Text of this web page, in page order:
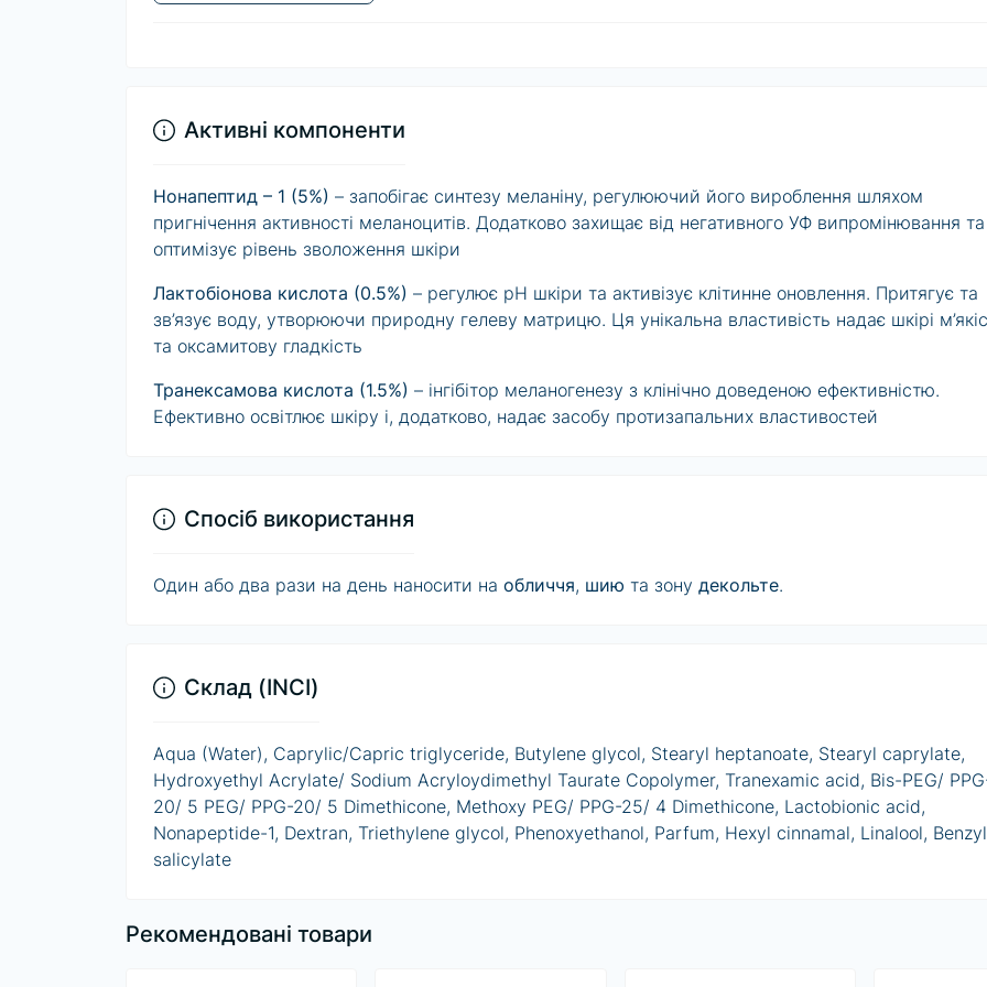
Активні компоненти
Нонапептид – 1 (5%) – запобігає синтезу меланіну, регулюючий його вироблення шляхом
пригнічення активності меланоцитів. Додатково захищає від негативного УФ випромінювання та
оптимізує рівень зволоження шкіри
Лактобіонова кислота (0.5%) – регулює pH шкіри та активізує клітинне оновлення. Притягує та
зв’язує воду, утворюючи природну гелеву матрицю. Ця унікальна властивість надає шкірі
та оксамитову гладкість
Транексамова кислота (1.5%) – інгібітор меланогенезу з клінічно доведеною ефективністю.
Ефективно освітлює шкіру і, додатково, надає засобу протизапальних властивостей
Спосіб використання
Один або два рази на день наносити на обличчя, шию та зону декольте.
Склад (INCI)
Aqua (Water), Caprylic/Capric triglyceride, Butylene glycol, Stearyl heptanoate, Stearyl caprylate,
Hydroxyethyl Acrylate/ Sodium Acryloydimethyl Taurate Copolymer, Tranexamic acid, Bis-PEG/
20/ 5 PEG/ PPG-20/ 5 Dimethicone, Methoxy PEG/ PPG-25/ 4 Dimethicone, Lactobionic acid,
Nonapeptide-1, Dextran, Triethylene glycol, Phenoxyethanol, Parfum, Hexyl cinnamal, Linalool, Benzyl
salicylate
Рекомендовані товари